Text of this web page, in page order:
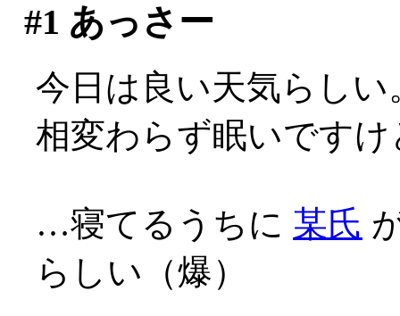
#1 あっさー
今日は良い天気らしい
相変わらず眠いですけ
…寝てるうちに 某氏
らしい（爆）